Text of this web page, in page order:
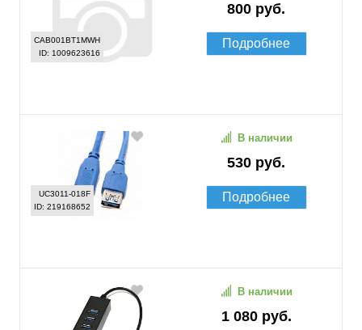
CAB001BT1MWH
ID: 1009623616
800 руб.
Подробнее
UC3011-018F
ID: 219168652
530 руб.
В наличии
Подробнее
1 080 руб.
В наличии